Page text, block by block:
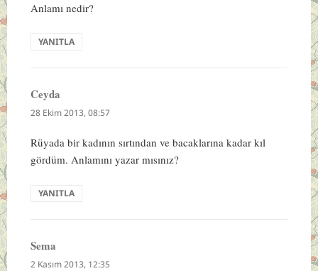
Anlamı nedir?
YANITLA
Ceyda
ki:
28 Ekim 2013, 08:57
Rüyada bir kadının sırtından ve bacaklarına kadar kıl
gördüm. Anlamını yazar mısınız?
YANITLA
Sema
ki:
2 Kasım 2013, 12:35